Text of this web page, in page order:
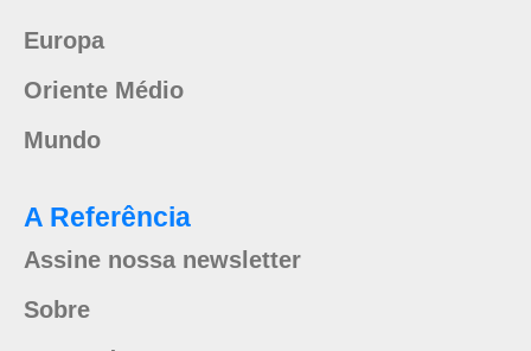
Europa
Oriente Médio
Mundo
A Referência
Assine nossa newsletter
Sobre